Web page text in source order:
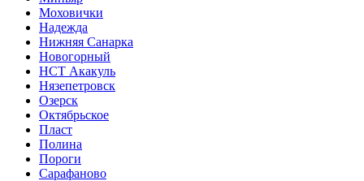
Моховички
Надежда
Нижняя Санарка
Новогорный
НСТ Акакуль
Нязепетровск
Озерск
Октябрьское
Пласт
Полина
Пороги
Сарафаново